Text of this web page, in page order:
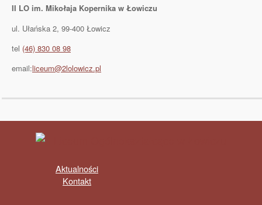
II LO im. Mikołaja Kopernika w Łowiczu
ul. Ułańska 2, 99-400 Łowicz
tel (46) 830 08 98
email:liceum@2lolowicz.pl
Aktualności
Kontakt